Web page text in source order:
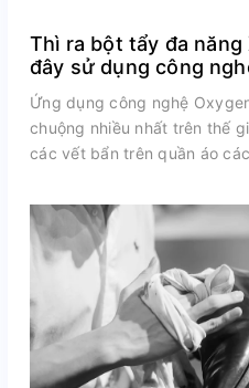
Thì ra bột tẩy đa năng
đây sử dụng công
trên thế giới
Ứng dụng công nghệ
chuộng nhiều nhất trên thế
các vết bẩn trên quần áo